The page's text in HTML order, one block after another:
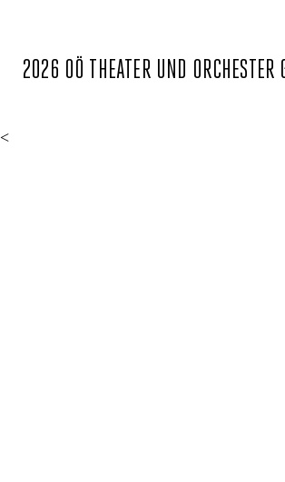
2026 OÖ THEATER UND ORCHESTER
<